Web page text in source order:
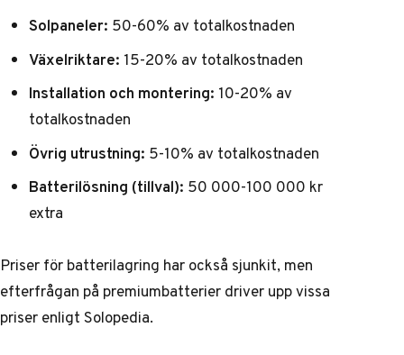
Solpaneler: 50-60% av totalkostnaden
Växelriktare: 15-20% av totalkostnaden
Installation och montering: 10-20% av
totalkostnaden
Övrig utrustning: 5-10% av totalkostnaden
Batterilösning (tillval): 50 000-100 000 kr
extra
Priser för batterilagring har också sjunkit, men
efterfrågan på premiumbatterier driver upp vissa
priser enligtSolopedia.